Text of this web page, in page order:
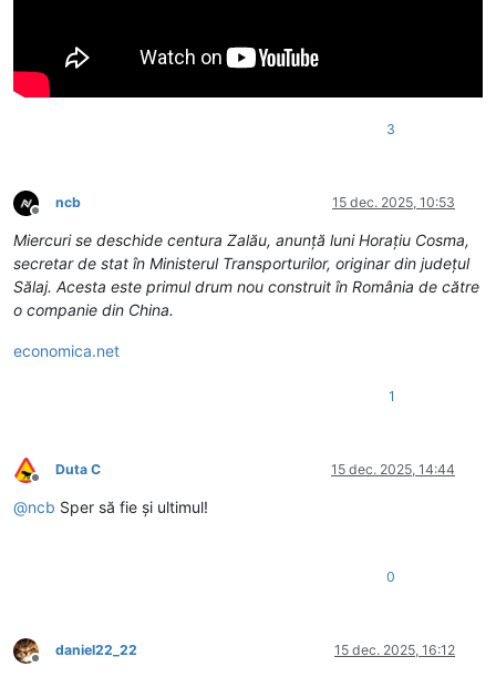
3
Deconectat
ncb 15 dec. 2025, 10:53
Miercuri se deschide centura Zalău, anunță luni Horațiu Cosma,
secretar de stat în Ministerul Transporturilor, originar din județul
Sălaj. Acesta este primul drum nou construit în România de către
o companie din China.
economica.net
1
Deconectat
Duta C 15 dec. 2025, 14:44
@ncb Sper să fie și ultimul!
0
Deconectat
daniel22_22 15 dec. 2025, 16:12